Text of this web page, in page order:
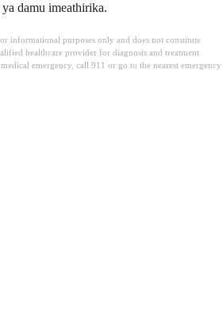
damu imeathirika.
informational purposes only and does not constitute
healthcare provider for diagnosis and treatment
emergency, call 911 or go to the nearest emergency